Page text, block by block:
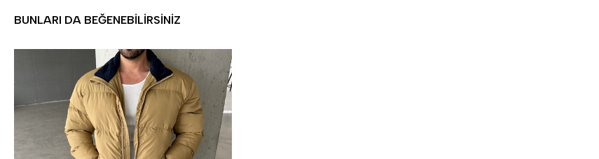
BUNLARI DA BEĞENEBILIRSINIZ